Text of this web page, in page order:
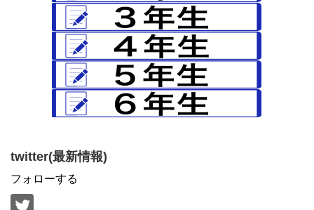
twitter(最新情報)
フォローする